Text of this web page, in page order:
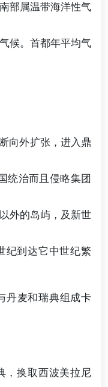
部属温带海洋性气
候。首都年平均气
向外扩张，进入鼎
统治而且侵略集团
外的岛屿，及新世
纪到达它中世纪繁
丹麦和瑞典组成卡
，换取西波美拉尼